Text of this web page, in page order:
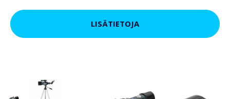
LISÄTIETOJA